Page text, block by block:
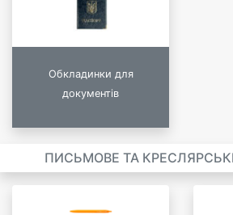
Обкладинки для
документів
ПИСЬМОВЕ ТА